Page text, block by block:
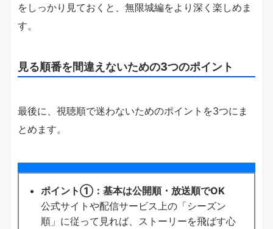
をしっかり見ておくと、無限城編をより深く楽しめま
す。
見る順番を間違えないための3つのポイント
最後に、視聴順で迷わないためのポイントを3つにま
とめます。
ポイント①：基本は公開順・放送順でOK
公式サイトや配信サービス上の「シーズン
順」に従って見れば、ストーリーを飛ばす心